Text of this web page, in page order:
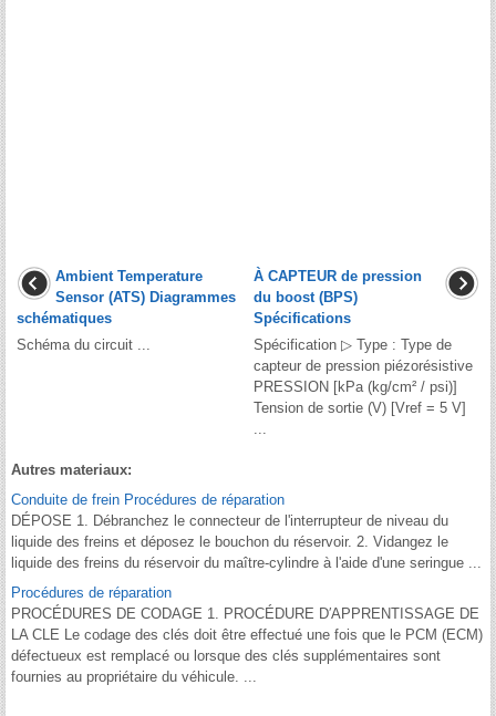
Ambient Temperature
Sensor (ATS) Diagrammes
schématiques
Schéma du circuit ...
À CAPTEUR de pression
du boost (BPS)
Spécifications
Spécification ▷ Type : Type de
capteur de pression piézorésistive
PRESSION [kPa (kg/cm² / psi)]
Tension de sortie (V) [Vref = 5 V]
...
Autres materiaux:
Conduite de frein Procédures de réparation
DÉPOSE 1. Débranchez le connecteur de l'interrupteur de niveau du
liquide des freins et déposez le bouchon du réservoir. 2. Vidangez le
liquide des freins du réservoir du maître-cylindre à l'aide d'une seringue ...
Procédures de réparation
PROCÉDURES DE CODAGE 1. PROCÉDURE D′APPRENTISSAGE DE
LA CLE Le codage des clés doit être effectué une fois que le PCM (ECM)
défectueux est remplacé ou lorsque des clés supplémentaires sont
fournies au propriétaire du véhicule. ...